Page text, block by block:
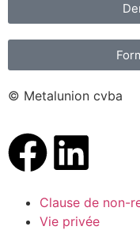
© Metalunion cvba
Clause de non-
Vie privée